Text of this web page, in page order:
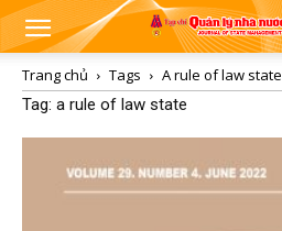
Trang chủ Tags
A rule of law state
Tag: a rule of law state